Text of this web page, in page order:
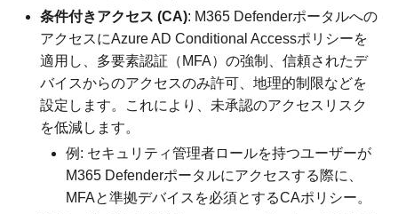
条件付きアクセス (CA): M365 Defenderポータルへの
アクセスにAzure AD Conditional Accessポリシーを
適用し、多要素認証（MFA）の強制、信頼されたデ
バイスからのアクセスのみ許可、地理的制限などを
設定します。これにより、未承認のアクセスリスク
を低減します。
例: セキュリティ管理者ロールを持つユーザーが
M365 Defenderポータルにアクセスする際に、
MFAと準拠デバイスを必須とするCAポリシー。